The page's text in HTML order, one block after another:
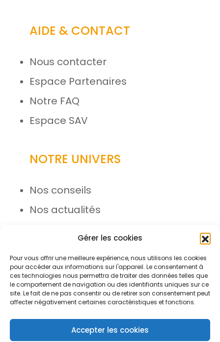
Gérer les cookies
Pour vous offrir une meilleure expérience, nous utilisons les cookies
pour accéder aux informations sur l'appareil. Le consentement à
ces technologies nous permettra de traiter des données telles que
le comportement de navigation ou des identifiants uniques sur ce
site. Le fait de ne pas consentir ou de retirer son consentement peut
affecter négativement certaines caractéristiques et fonctions.
Accepter les cookies
AIDE & CONTACT
Nous contacter
Espace Partenaires
Notre FAQ
Espace SAV
NOTRE UNIVERS
Nos conseils
Nos actualités
© Azergo 2026 - Tous droits
réservés